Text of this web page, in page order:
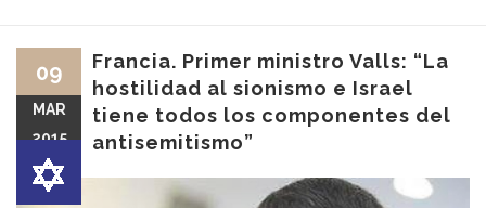
Francia. Primer ministro Valls: “La
hostilidad al sionismo e Israel
tiene todos los componentes del
antisemitismo”
09
MAR
2015